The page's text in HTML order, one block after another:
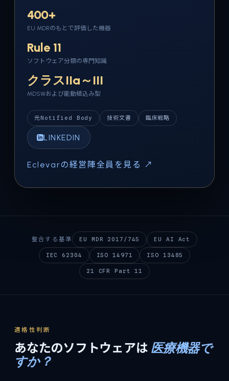
400+
EU MDRのもとで評価した機器
Rule 11
ソフトウェア分類の専門知識
クラスIIa～III
MDSWおよび能動植込み型
元Notified Body 技術文書 臨床戦略
LINKEDIN
Eclevarの経営陣全員を見る ↗
整合する基準 EU MDR 2017/745 EU AI Act
IEC 62304 ISO 14971 ISO 13485
21 CFR Part 11
適格性判断
あなたのソフトウェアは 医療機器で
すか？